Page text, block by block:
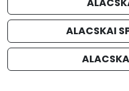
ALACSKAI